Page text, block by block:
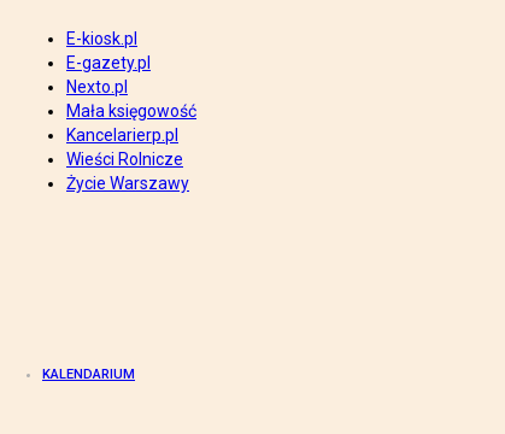
E-kiosk.pl
E-gazety.pl
Nexto.pl
Mała księgowość
Kancelarierp.pl
Wieści Rolnicze
Życie Warszawy
KALENDARIUM